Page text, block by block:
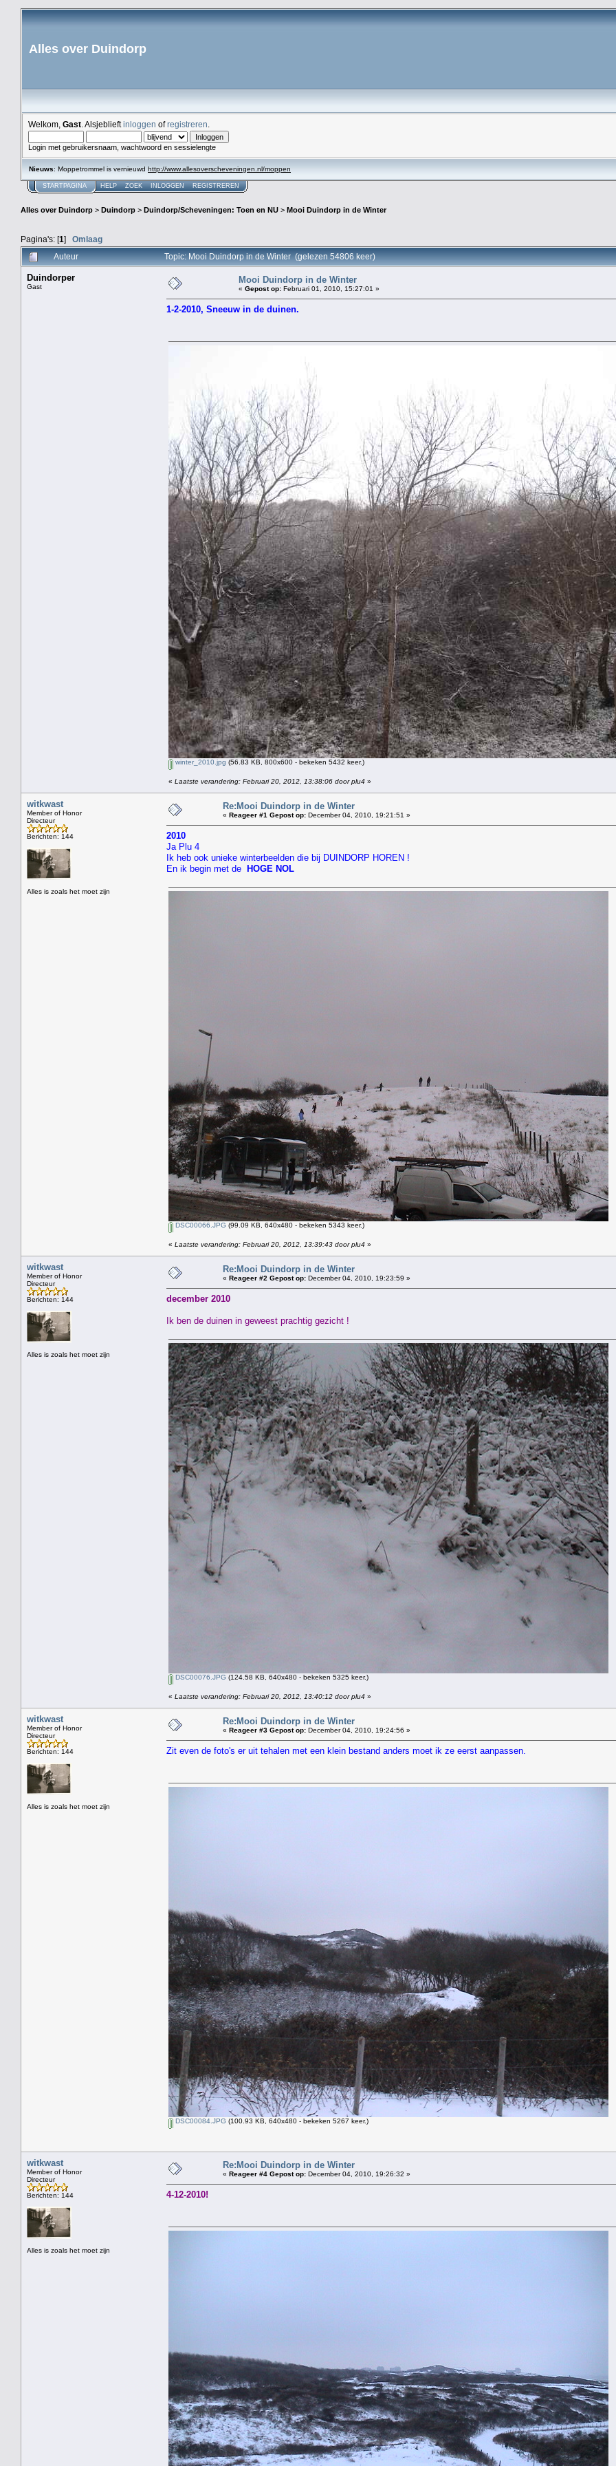
Alles over Duindorp
Welkom, Gast . Alsjeblieftinloggen ofregistreren
Login met gebruikersnaam, wachtwoord en sessielengte
Nieuws: Moppetrommel is vernieuwd http://www.allesoverscheveningen.nl/moppen
STARTPAGINA HELP ZOEK INLOGGEN REGISTREREN
Alles over Duindorp > Duindorp > Duindorp/Scheveningen: Toen en NU > Mooi Duindorp in de Winter
Pagina's: [1] Omlaag
Auteur Topic: Mooi Duindorp in de Winter (gelezen 54806 keer)
Duindorper
Gast
Mooi Duindorp in de Winter
« Gepost op: Februari 01, 2010, 15:27:01 »
1-2-2010, Sneeuw in de duinen.
winter_2010.jpg (56.83 KB, 800x600 - bekeken 5432 keer.)
« Laatste verandering: Februari 20, 2012, 13:38:06 door plu4 »
witkwast
Member of Honor
Directeur
Berichten: 144
Alles is zoals het moet zijn
Re:Mooi Duindorp in de Winter
« Reageer #1 Gepost op: December 04, 2010, 19:21:51 »
2010
Ja Plu 4
Ik heb ook unieke winterbeelden die bij DUINDORP HOREN !
En ik begin met de HOGE NOL
DSC00066.JPG (99.09 KB, 640x480 - bekeken 5343 keer.)
« Laatste verandering: Februari 20, 2012, 13:39:43 door plu4 »
witkwast
Member of Honor
Directeur
Berichten: 144
Alles is zoals het moet zijn
Re:Mooi Duindorp in de Winter
« Reageer #2 Gepost op: December 04, 2010, 19:23:59 »
december 2010
Ik ben de duinen in geweest prachtig gezicht !
DSC00076.JPG (124.58 KB, 640x480 - bekeken 5325 keer.)
« Laatste verandering: Februari 20, 2012, 13:40:12 door plu4 »
witkwast
Member of Honor
Directeur
Berichten: 144
Alles is zoals het moet zijn
Re:Mooi Duindorp in de Winter
« Reageer #3 Gepost op: December 04, 2010, 19:24:56 »
Zit even de foto's er uit tehalen met een klein bestand anders moet ik ze eerst aanpassen.
DSC00084.JPG (100.93 KB, 640x480 - bekeken 5267 keer.)
witkwast
Member of Honor
Directeur
Berichten: 144
Alles is zoals het moet zijn
Re:Mooi Duindorp in de Winter
« Reageer #4 Gepost op: December 04, 2010, 19:26:32 »
4-12-2010!